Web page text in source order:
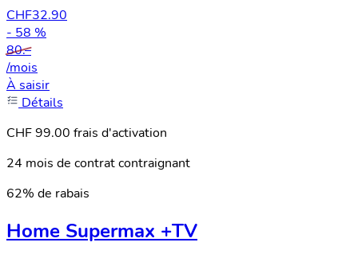
CHF32.90
- 58 %
80.–
/mois
À saisir
Détails
CHF 99.00 frais d'activation
24 mois de contrat contraignant
62% de rabais
Home Supermax +TV